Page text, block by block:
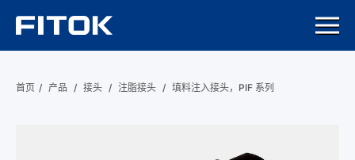
首页 / 产品 / 接头 / 注脂接头 / 填料注入接头，PIF 系列